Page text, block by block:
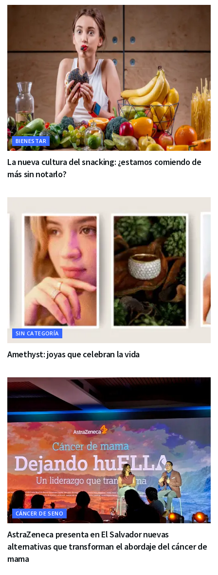
BIENESTAR
La nueva cultura del snacking: ¿estamos comiendo de
más sin notarlo?
SIN CATEGORÍA
Amethyst: joyas que celebran la vida
CÁNCER DE SENO
AstraZeneca presenta en El Salvador nuevas
alternativas que transforman el abordaje del cáncer de
mama